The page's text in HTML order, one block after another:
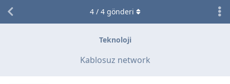
Teknoloji
Kablosuz network
4/ 4gönderi